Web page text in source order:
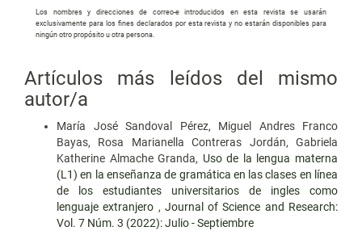
Los nombres y direcciones de correo-e introducidos en esta revista se usarán
exclusivamente para los fines declarados por esta revista y no estarán disponibles para
ningún otro propósito u otra persona.
Artículos más leídos del mismo
autor/a
María José Sandoval Pérez, Miguel Andres Franco
Bayas, Rosa Marianella Contreras Jordán, Gabriela
Katherine Almache Granda, Uso de la lengua materna
(L1) en la enseñanza de gramática en las clases en línea
de los estudiantes universitarios de ingles como
lenguaje extranjero , Journal of Science and Research:
Vol. 7 Núm. 3 (2022): Julio - Septiembre